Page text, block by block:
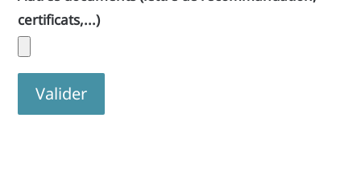
certificats,...)